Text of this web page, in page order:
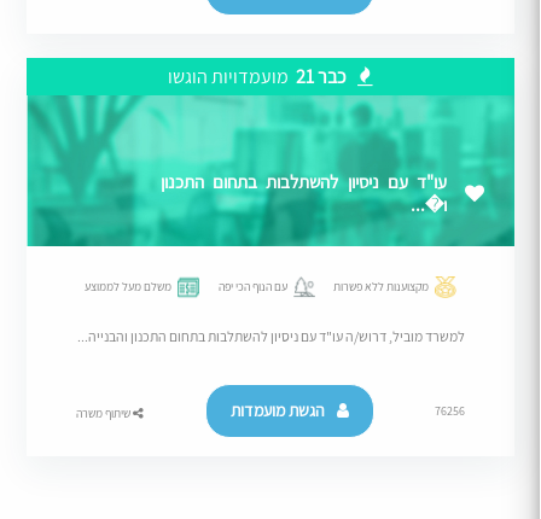
כבר 21 מועמדויות הוגשו
עו"ד עם ניסיון להשתלבות בתחום התכנון
ו�...
מקצוענות ללא פשרות עם הנוף הכי יפה משלם מעל לממוצע
למשרד מוביל, דרוש/ה עו"ד עם ניסיון להשתלבות בתחום התכנון והבנייה...
76256 הגשת מועמדות שיתוף משרה